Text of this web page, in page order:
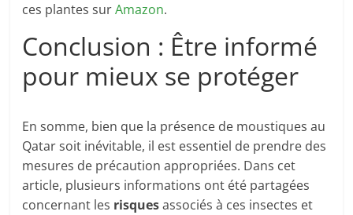
ces plantes surAmazon.
Conclusion : Être informé
pour mieux se protéger
En somme, bien que la présence de moustiques au
Qatar soit inévitable, il est essentiel de prendre des
mesures de précaution appropriées. Dans cet
article, plusieurs informations ont été partagées
concernant les risquesassociés à ces insectes et